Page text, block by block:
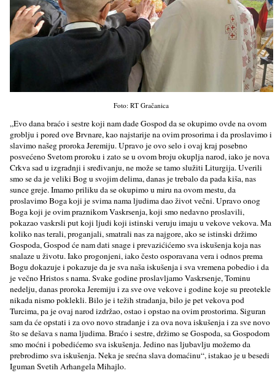
Foto: RT Gračanica
„Evo dana braćo i sestre koji nam dade Gospod da se okupimo ovde na ovom
groblju i pored ove Brvnare, kao najstarije na ovim prosorima i da proslavimo i
slavimo našeg proroka Jeremiju. Upravo je ovo selo i ovaj kraj posebno
posvećeno Svetom proroku i zato se u ovom broju okuplja narod, iako je nova
Crkva sad u izgradnji i sređivanju, ne može se tamo služiti Liturgija. Uverili
smo se da je veliki Bog u svojim delima, danas je trebalo da pada kiša, nas
sunce greje. Imamo priliku da se okupimo u miru na ovom mestu, da
proslavimo Boga koji je svima nama ljudima dao život večni. Upravo onog
Boga koji je ovim praznikom Vaskrsenja, koji smo nedavno proslavili,
pokazao vaskrsli put koji ljudi koji istinski veruju imaju u vekove vekova. Ma
koliko nas terali, proganjali, smatrali nas za najgore, ako se istinski držimo
Gospoda, Gospod će nam dati snage i prevazićićemo sva iskušenja koja nas
snalaze u životu. Iako progonjeni, iako često osporavana vera i odnos prema
Bogu dokazuje i pokazuje da je sva naša iskušenja i sva vremena pobedio i da
je večno Hristos s nama. Svake godine proslavljamo Vaskrsenje, Tominu
nedelju, danas proroka Jeremiju i za sve ove vekove i godine koje su preotekle
nikada nismo poklekli. Bilo je i težih stradanja, bilo je pet vekova pod
Turcima, pa je ovaj narod izdržao, ostao i opstao na ovim prostorima. Siguran
sam da će opstati i za ovo novo stradanje i za ova nova iskušenja i za sve novo
što se dešava s nama ljudima. Braćo i sestre, držimo se Gospoda, sa Gospodom
smo moćni i pobedićemo sva iskušenja. Jedino nas ljubavlju možemo da
prebrodimo sva iskušenja. Neka je srećna slava domaćinu“, istakao je u besedi
Iguman Svetih Arhangela Mihajlo.